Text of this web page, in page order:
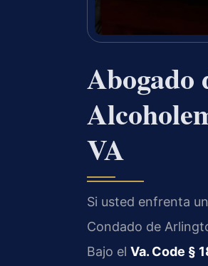
Abogado
VA
Si usted enfrenta
Condado de
Bajo el Va. Code §